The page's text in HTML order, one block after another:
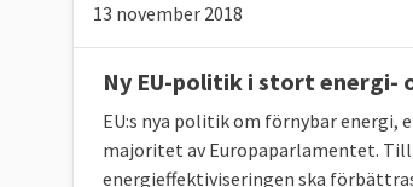
13 november 2018
Ny EU-politik i stort energi-
EU:s nya politik om förnybar energi,
majoritet av Europaparlamentet. Till
energieffektiviseringen ska